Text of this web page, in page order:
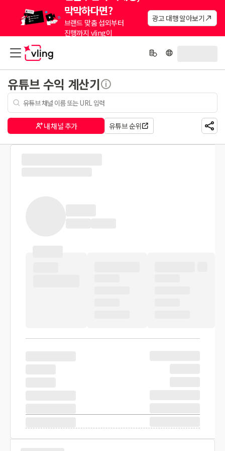
막막하다면?
브랜드 맞춤 섭외부터
진행까지 vling이
광고 대행 알아보기
유튜브 수익 계산기
내 채널 추가 유튜브 순위